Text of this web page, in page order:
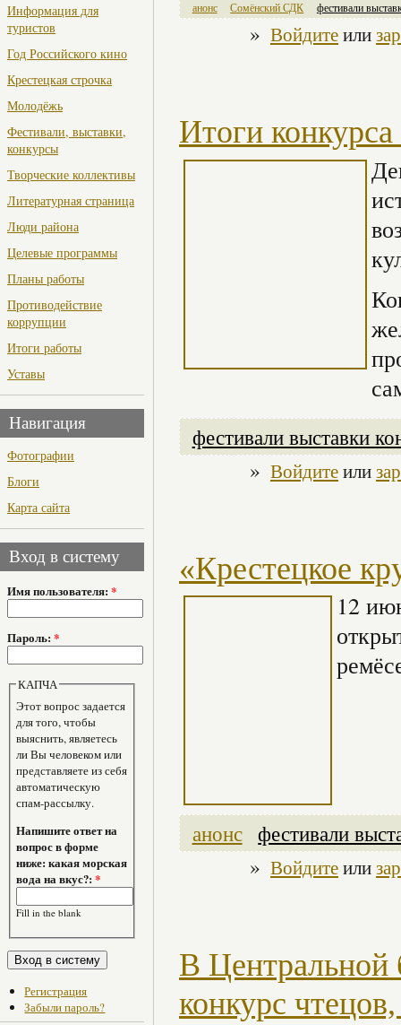
Информация для
туристов
Год Российского кино
Крестецкая строчка
Молодёжь
Фестивали, выставки,
конкурсы
Творческие коллективы
Литературная страница
Люди района
Целевые программы
Планы работы
Противодействие
коррупции
Итоги работы
Уставы
Навигация
Фотографии
Блоги
Карта сайта
Вход в систему
Имя пользователя: *
Пароль: *
КАПЧА
Этот вопрос задается
для того, чтобы
выяснить, являетесь
ли Вы человеком или
представляете из себя
автоматическую
спам-рассылку.
Напишите ответ на
вопрос в форме
ниже: какая морская
вода на вкус?:*
Fill in the blank
Регистрация
Забыли пароль?
анонс Сомёнский СДК фестивали
» Войдитеили
Итоги
фестивали выставки
» Войдитеили
«Крестецкое
12
анонс фестивали
» Войдитеили
В Центральной
конкурс